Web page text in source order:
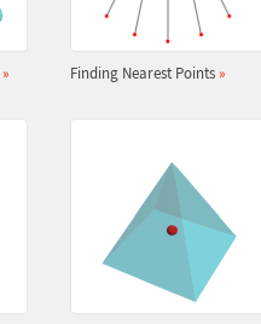
» Finding Nearest Points »